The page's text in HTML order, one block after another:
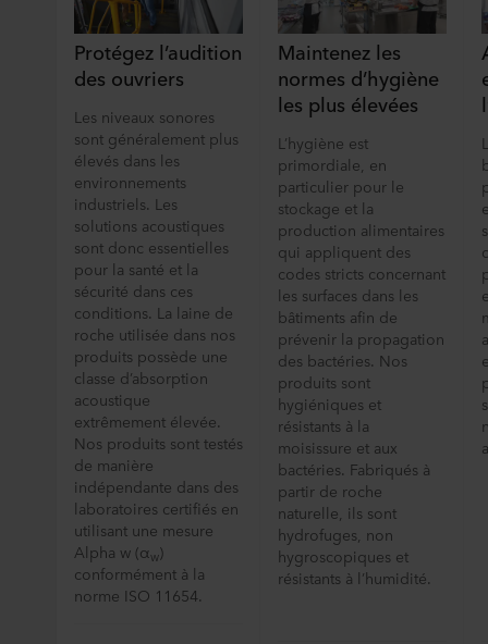
Protégez l’audition
des ouvriers
Les niveaux sonores
sont généralement plus
élevés dans les
environnements
industriels. Les
solutions acoustiques
sont donc essentielles
pour la santé et la
sécurité dans ces
conditions. La laine de
roche utilisée dans nos
produits possède une
classe d’absorption
acoustique
extrêmement élevée.
Nos produits sont testés
de manière
indépendante dans des
laboratoires certifiés en
utilisant une mesure
Alpha w (αw)
conformément à la
norme ISO 11654.
Maintenez les
normes d’hygiène
les plus élevées
L’hygiène est
primordiale, en
particulier pour le
stockage et la
production alimentaires
qui appliquent des
codes stricts concernant
les surfaces dans les
bâtiments afin de
prévenir la propagation
des bactéries. Nos
produits sont
hygiéniques et
résistants à la
moisissure et aux
bactéries. Fabriqués à
partir de roche
naturelle, ils sont
hydrofuges, non
hygroscopiques et
résistants à l’humidité.